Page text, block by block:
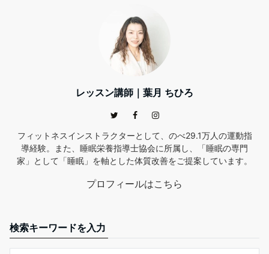
レッスン講師｜葉月 ちひろ
フィットネスインストラクターとして、のべ29.1万人の運動指
導経験。また、睡眠栄養指導士協会に所属し、「睡眠の専門
家」として「睡眠」を軸とした体質改善をご提案しています。
プロフィールはこちら
検索キーワードを入力